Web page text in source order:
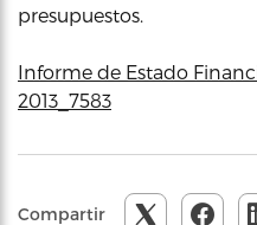
presupuestos.
Informe de Estado
2013_7583
Compartir